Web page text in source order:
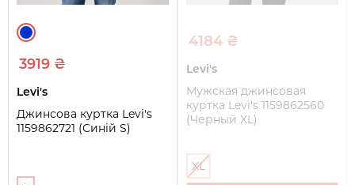
3919 ₴
Levi's
Джинсова куртка Levi's
1159862721 (Синій S)
4184 ₴
Levi's
Мужская джинсовая
куртка Levi's 1159862560
(Черный XL)
XL